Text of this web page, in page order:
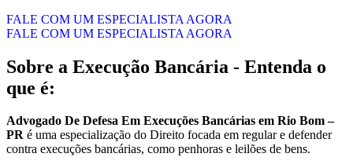
FALE COM UM ESPECIALISTA AGORA
FALE COM UM ESPECIALISTA AGORA
Sobre a Execução Bancária - Entenda o
que é:
Advogado De Defesa Em Execuções Bancárias em Rio Bom –
PR é uma especialização do Direito focada em regular e defender
contra execuções bancárias, como penhoras e leilões de bens.